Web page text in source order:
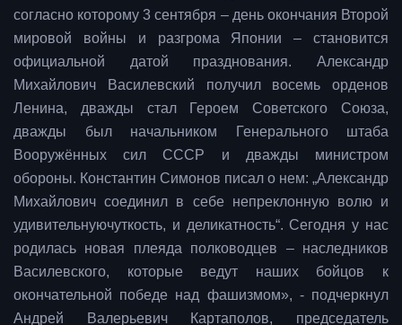
согласно которому 3 сентября – день окончания Второй
мировой войны и разгрома Японии – становится
официальной датой празднования. Александр
Михайлович Василевский получил восемь орденов
Ленина, дважды стал Героем Советского Союза,
дважды был начальником Генерального штаба
Вооружённых сил СССР и дважды министром
обороны. Константин Симонов писал о нем: „Александр
Михайлович соединил в себе непреклонную волю и
удивительнуючуткость, и деликатность“. Сегодня у нас
родилась новая плеяда полководцев – наследников
Василевского, которые ведут наших бойцов к
окончательной победе над фашизмом», - подчеркнул
Андрей Валерьевич Картаполов, председатель